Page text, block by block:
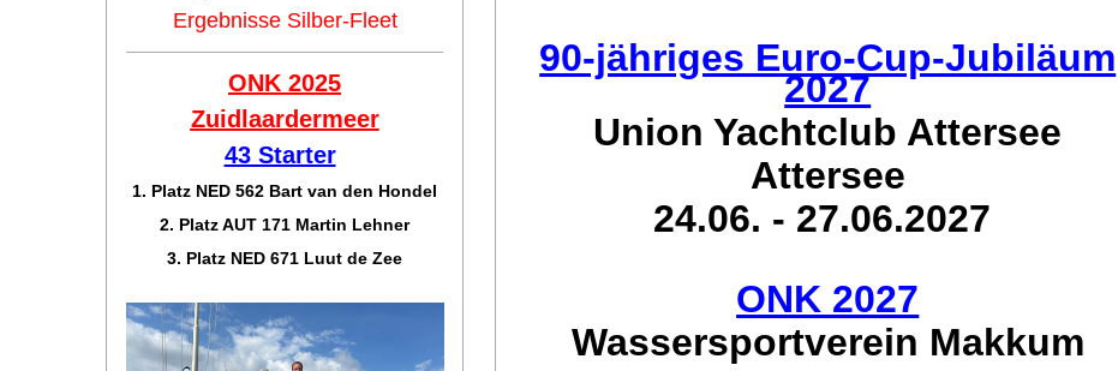
90-jähriges Euro-Cup-Jubiläum
2027
Union Yachtclub Attersee
Attersee
24.06. - 27.06.2027
ONK 2027
Wassersportverein Makkum
Ergebnisse Silber-Fleet
ONK 2025
Zuidlaardermeer
43 Starter
1. Platz NED 562 Bart van den Hondel
2. Platz AUT 171 Martin Lehner
3. Platz NED 671 Luut de Zee